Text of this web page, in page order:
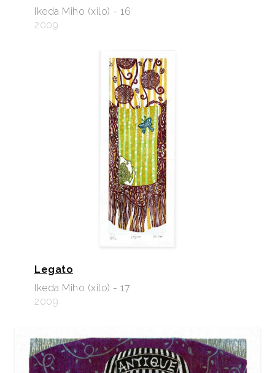
Ikeda Miho (xilo) - 16
2009
Legato
Ikeda Miho (xilo) - 17
2009